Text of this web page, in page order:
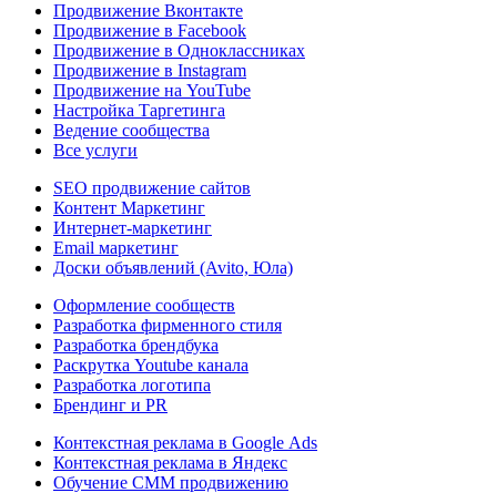
Продвижение Вконтакте
Продвижение в Facebook
Продвижение в Одноклассниках
Продвижение в Instagram
Продвижение на YouTube
Настройка Таргетинга
Ведение сообщества
Все услуги
SEO продвижение сайтов
Контент Маркетинг
Интернет-маркетинг
Email маркетинг
Доски объявлений (Avito, Юла)
Оформление сообществ
Разработка фирменного стиля
Разработка брендбука
Раскрутка Youtube канала
Разработка логотипа
Брендинг и PR
Контекстная реклама в Google Ads
Контекстная реклама в Яндекс
Обучение СММ продвижению